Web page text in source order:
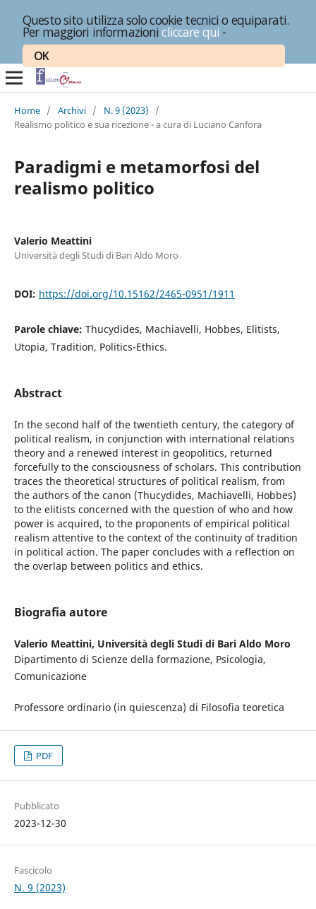
Questo sito utilizza solo cookie tecnici o equiparati.
Per maggiori informazionicliccare qui -
OK
Home / Archivi / N. 9 (2023)
/
Realismo politico e sua ricezione - a cura di Luciano Canfora
Paradigmi e metamorfosi del
realismo politico
Valerio Meattini
Università degli Studi di Bari Aldo Moro
DOI: https://doi.org/10.15162/2465-0951/1911
Parole chiave: Thucydides, Machiavelli, Hobbes, Elitists,
Utopia, Tradition, Politics-Ethics.
Abstract
In the second half of the twentieth century, the category of
political realism, in conjunction with international relations
theory and a renewed interest in geopolitics, returned
forcefully to the consciousness of scholars. This contribution
traces the theoretical structures of political realism, from
the authors of the canon (Thucydides, Machiavelli, Hobbes)
to the elitists concerned with the question of who and how
power is acquired, to the proponents of empirical political
realism attentive to the context of the continuity of tradition
in political action. The paper concludes with a reflection on
the overlap between politics and ethics.
Biografia autore
Valerio Meattini, Università degli Studi di Bari Aldo Moro
Dipartimento di Scienze della formazione, Psicologia,
Comunicazione
Professore ordinario (in quiescenza) di Filosofia teoretica
PDF
Pubblicato
2023-12-30
Fascicolo
N. 9 (2023)